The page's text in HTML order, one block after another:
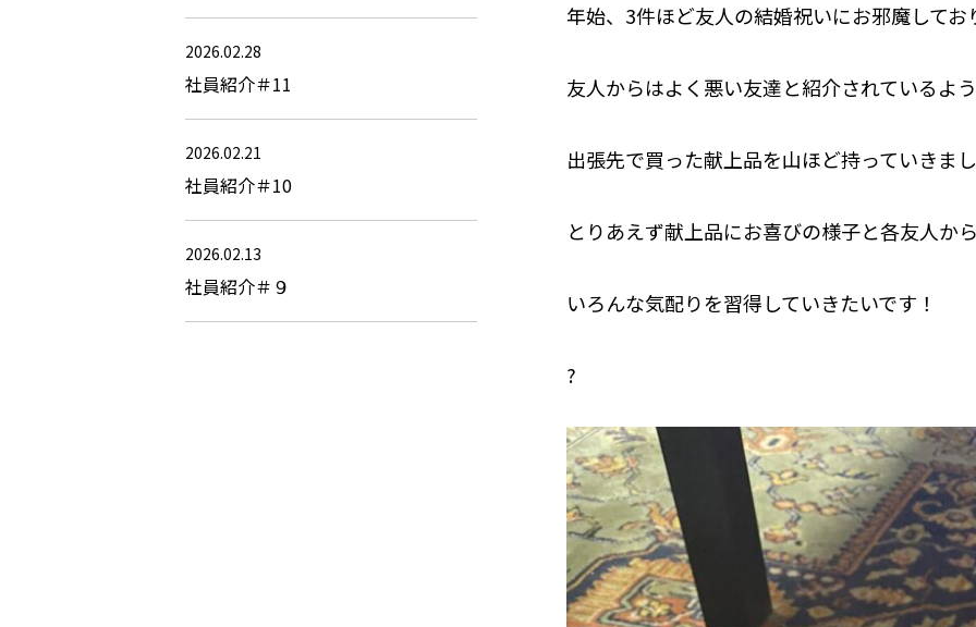
年始、3件ほど友人の結婚祝いにお邪魔してお
友人からはよく悪い友達と紹介されているよ
出張先で買った献上品を山ほど持っていきま
とりあえず献上品にお喜びの様子と各友人か
いろんな気配りを習得していきたいです！
?
2026.02.28
社員紹介＃11
2026.02.21
社員紹介＃10
2026.02.13
社員紹介＃９